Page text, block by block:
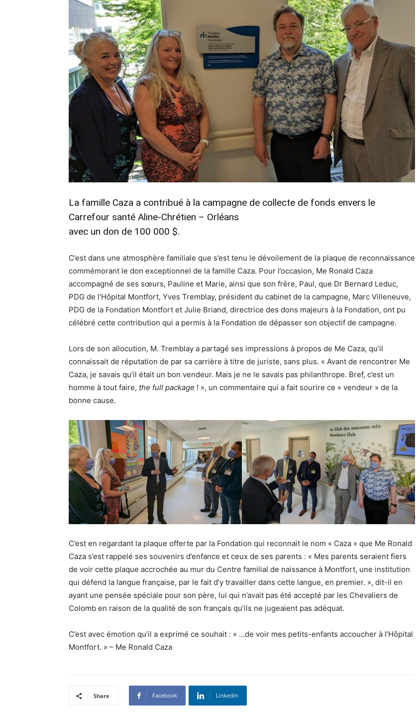
La famille Caza a contribué à la campagne de collecte de fonds envers le
Carrefour santé Aline-Chrétien – Orléans
​​​​​​​avec un don de 100 000 $.
C’est dans une atmosphère familiale que s’est tenu le dévoilement de la plaque de reconnaissance
commémorant le don exceptionnel de la famille Caza. Pour l’occasion, Me Ronald Caza
accompagné de ses sœurs, Pauline et Marie, ainsi que son frère, Paul, que Dr Bernard Leduc,
PDG de l’Hôpital Montfort, Yves Tremblay, président du cabinet de la campagne, Marc Villeneuve,
PDG de la Fondation Montfort et Julie Briand, directrice des dons majeurs à la Fondation, ont pu
célébré cette contribution qui a permis à la Fondation de dépasser son objectif de campagne.
Lors de son allocution, M. Tremblay a partagé ses impressions à propos de Me Caza, qu’il
connaissait de réputation de par sa carrière à titre de juriste, sans plus. « Avant de rencontrer Me
Caza, je savais qu’il était un bon vendeur. Mais je ne le savais pas philanthrope. Bref, c’est un
homme à tout faire, the full package ! », un commentaire qui a fait sourire ce « vendeur » de la
bonne cause.
C’est en regardant la plaque offerte par la Fondation qui reconnait le nom « Caza » que Me Ronald
Caza s’est rappelé ses souvenirs d’enfance et ceux de ses parents : « Mes parents seraient fiers
de voir cette plaque accrochée au mur du Centre familial de naissance à Montfort, une institution
qui défend la langue française, par le fait d’y travailler dans cette langue, en premier. », dit-il en
ayant une pensée spéciale pour son père, lui qui n’avait pas été accepté par les Chevaliers de
Colomb en raison de la qualité de son français qu’ils ne jugeaient pas adéquat.
C’est avec émotion qu’il a exprimé ce souhait : « …de voir mes petits-enfants accoucher à l’Hôpital
Montfort. » – Me Ronald Caza
Share Facebook Linkedin